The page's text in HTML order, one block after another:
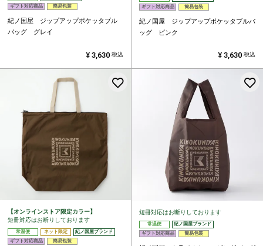
ギフト対応商品
簡易包装
紀ノ国屋 ジップアップポケッタブル
バッグ グレイ
¥ 3,630 税込
ギフト対応商品
簡易包装
紀ノ国屋 ジップアップポケッタブルバ
ッグ ピンク
¥ 3,630 税込
【オンラインストア限定カラー】
短冊対応はお断りしております
常温便 ネット限定
紀ノ国屋ブランド
ギフト対応商品
簡易包装
お気に入りに登録する
短冊対応はお断りしております
常温便
紀ノ国屋ブランド
ギフト対応商品
簡易包装